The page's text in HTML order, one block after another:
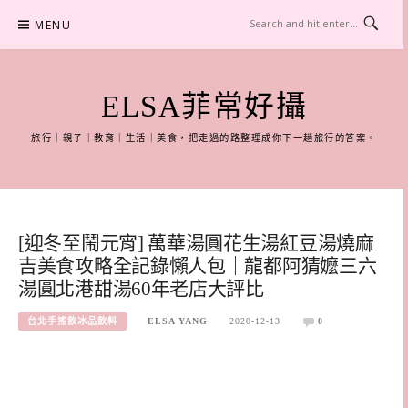
content
MENU
ELSA菲常好攝
旅行｜親子｜教育｜生活｜美食，把走過的路整理成你下一趟旅行的答案。
[迎冬至鬧元宵] 萬華湯圓花生湯紅豆湯燒麻
吉美食攻略全記錄懶人包｜龍都阿猜嬤三六
湯圓北港甜湯60年老店大評比
台北手搖飲冰品飲料 ELSA YANG 2020-12-13 0